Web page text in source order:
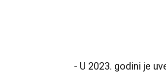
- U 2023. godini je